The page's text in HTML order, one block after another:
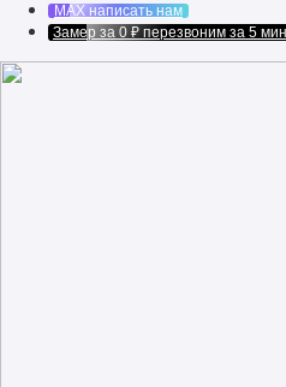
MAX написать нам
Замер за 0 ₽ перезвоним за 5